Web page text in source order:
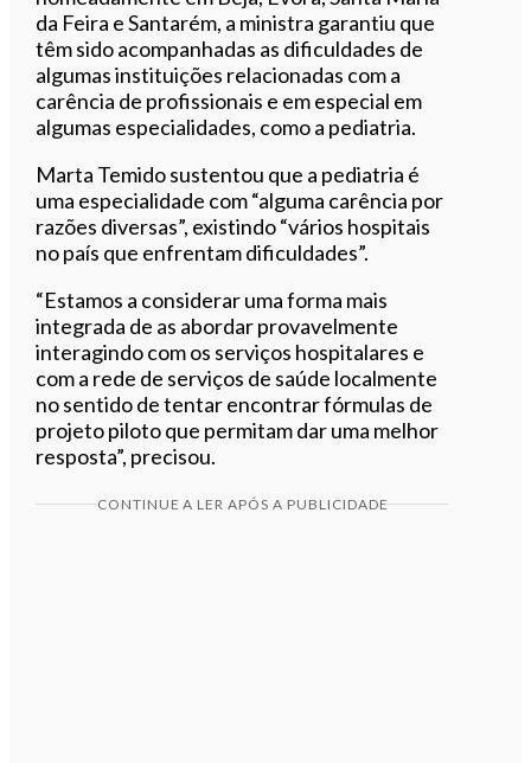
da Feira e Santarém, a ministra garantiu que
têm sido acompanhadas as dificuldades de
algumas instituições relacionadas com a
carência de profissionais e em especial em
algumas especialidades, como a pediatria.
Marta Temido sustentou que a pediatria é
uma especialidade com “alguma carência por
razões diversas”, existindo “vários hospitais
no país que enfrentam dificuldades”.
“Estamos a considerar uma forma mais
integrada de as abordar provavelmente
interagindo com os serviços hospitalares e
com a rede de serviços de saúde localmente
no sentido de tentar encontrar fórmulas de
projeto piloto que permitam dar uma melhor
resposta”, precisou.
CONTINUE A LER APÓS A PUBLICIDADE